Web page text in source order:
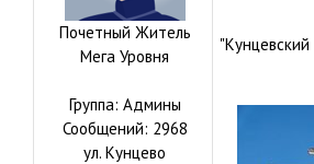
Почетный Житель
Мега Уровня
Группа: Админы
Сообщений: 2968
ул. Кунцево